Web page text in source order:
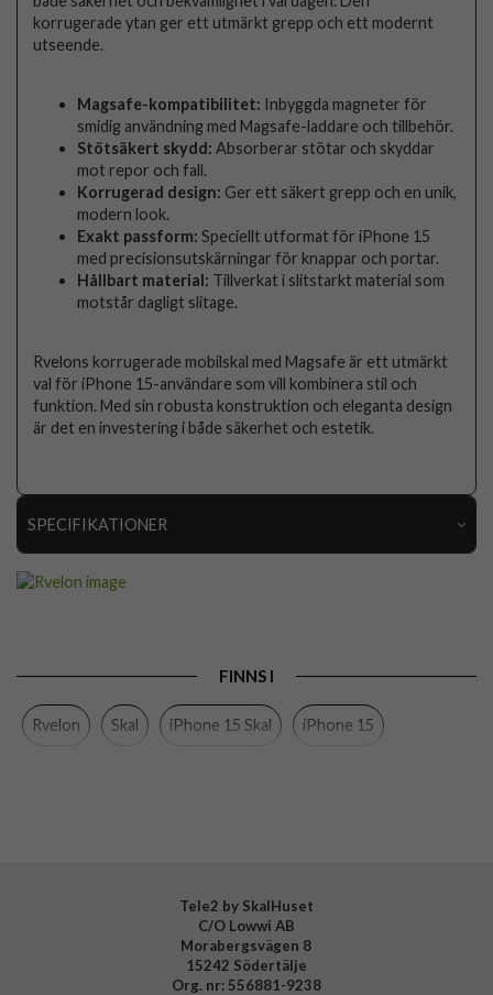
korrugerade ytan ger ett utmärkt grepp och ett modernt
utseende.
Magsafe-kompatibilitet: Inbyggda magneter för
smidig användning med Magsafe-laddare och tillbehör.
Stötsäkert skydd: Absorberar stötar och skyddar
mot repor och fall.
Korrugerad design: Ger ett säkert grepp och en unik,
modern look.
Exakt passform: Speciellt utformat för iPhone 15
med precisionsutskärningar för knappar och portar.
Hållbart material: Tillverkat i slitstarkt material som
motstår dagligt slitage.
Rvelons korrugerade mobilskal med Magsafe är ett utmärkt
val för iPhone 15-användare som vill kombinera stil och
funktion. Med sin robusta konstruktion och eleganta design
är det en investering i både säkerhet och estetik.
SPECIFIKATIONER
MagSafe-kompatibel, Stöttålig
Färg
FINNS I
Rvelon Skal iPhone 15 Skal iPhone 15
Tele2 by SkalHuset
C/O Lowwi AB
Morabergsvägen 8
15242 Södertälje
Org. nr: 556881-9238